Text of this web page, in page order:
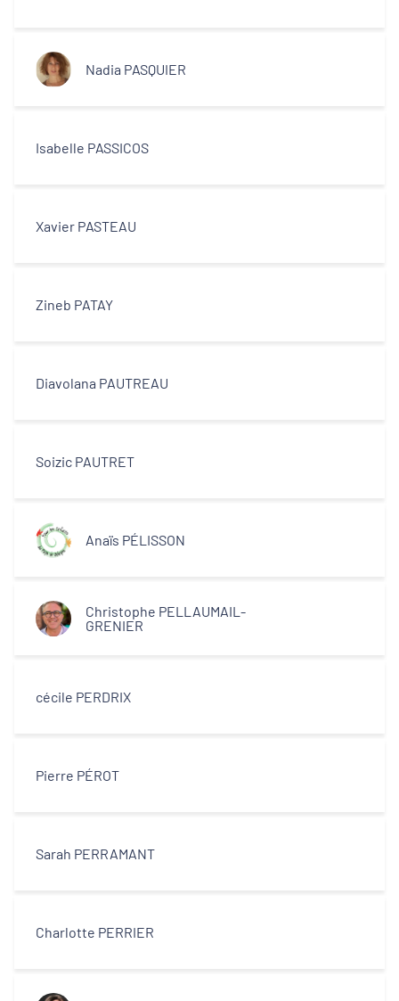
Partenaires
Nadia PASQUIER
Isabelle PASSICOS
Xavier PASTEAU
Zineb PATAY
Diavolana PAUTREAU
Soizic PAUTRET
Anaïs PÉLISSON
Christophe PELLAUMAIL-
GRENIER
cécile PERDRIX
Pierre PÉROT
Sarah PERRAMANT
Charlotte PERRIER